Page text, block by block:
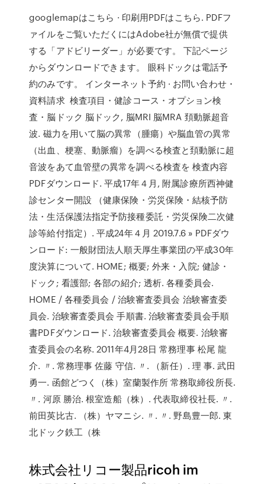
googlemapはこちら · 印刷用PDFはこちら. PDFフ
ァイルをご覧いただくにはAdobe社が無償で提供
する「アドビリーダー」が必要です。 下記ページ
からダウンロードできます。 眼科ドックは電話予
約のみです。 インターネット予約 · お問い合わせ・
資料請求 検査項目・健診コース・オプション検
査・脳ドック 脳ドック, 脳MRI 脳MRA 頚動脈超音
波. 磁力を用いて脳の異常（腫瘍）や脳血管の異常
（出血、梗塞、動脈瘤）を調べる検査と頚動脈に超
音波をあて血管壁の異常を調べる検査を 検査内容
PDFダウンロード. 平成17年４月, 附属診療所西神健
診センター開設 （健康保険・労災保険・結核予防
法・生活保護法指定予防接種委託・労災保険二次健
診等給付指定）. 平成24年４月 2019.7.6 » PDFダウ
ンロード: 一般財団法人順天厚生事業団の平成30年
度決算について. HOME; 概要; 外来・入院; 健診・
ドック; 看護部; 各部の紹介; 透析. 各種委員会.
HOME / 各種委員会 / 治験審査委員会 治験審査委
員会. 治験審査委員会 手順書. 治験審査委員会手順
書PDFダウンロード. 治験審査委員会 概要. 治験審
査委員会の名称. 2011年4月28日 常務理事 松尾 龍
介. 〃. 常務理事 佐藤 守信. 〃. （新任）. 理 事. 武田
勇一. 函館どつく（株）室蘭製作所 常務取締役所長.
〃. 河原 勝治. 根室造船（株）. 代表取締役社長. 〃.
前田英比古. （株）ヤマニシ. 〃. 〃. 野島豊一郎. 東
北ドック鉄工（株
株式会社リコー製品ricoh im